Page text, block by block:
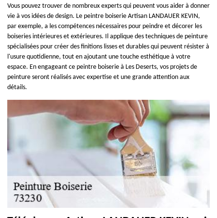
Vous pouvez trouver de nombreux experts qui peuvent vous aider à donner
vie à vos idées de design. Le peintre boiserie Artisan LANDAUER KEVIN,
par exemple, a les compétences nécessaires pour peindre et décorer les
boiseries intérieures et extérieures. Il applique des techniques de peinture
spécialisées pour créer des finitions lisses et durables qui peuvent résister à
l'usure quotidienne, tout en ajoutant une touche esthétique à votre
espace. En engageant ce peintre boiserie à Les Deserts, vos projets de
peinture seront réalisés avec expertise et une grande attention aux
détails.